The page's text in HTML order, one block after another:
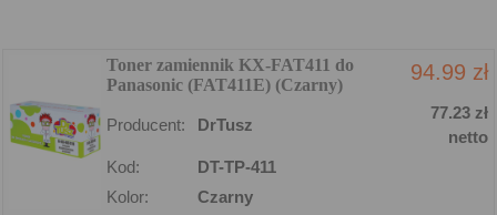
Toner zamiennik KX-FAT411 do
Panasonic (FAT411E) (Czarny)
94.99 zł
Producent: DrTusz
77.23 zł
netto
Kod:
DT-TP-411
Kolor:
Czarny